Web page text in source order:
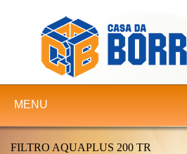
MENU
FILTRO AQUAPLUS 200 TR